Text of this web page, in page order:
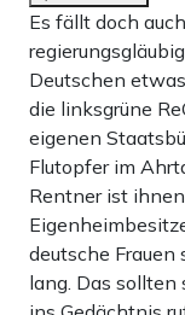
Es fällt doch
Deutschen
die linksgrüne
eigenen
Flutopfer im
Rentner ist
deutsche
lang. Das